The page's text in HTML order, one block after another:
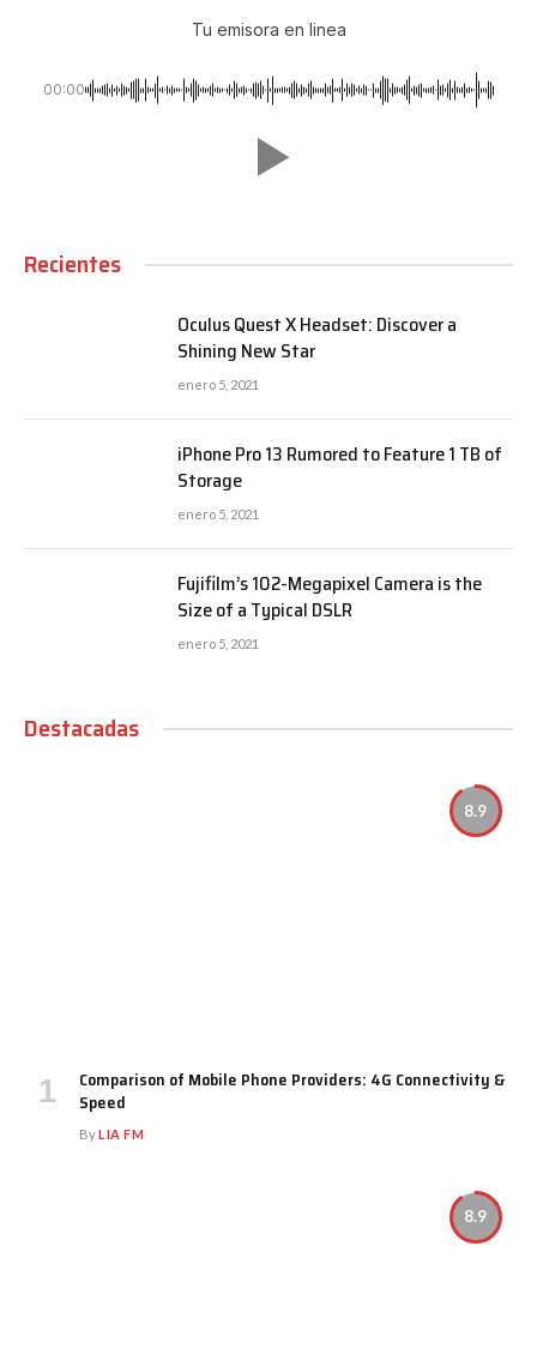
Tu emisora en linea
00:00
Recientes
Oculus Quest X Headset: Discover a
Shining New Star
enero 5, 2021
iPhone Pro 13 Rumored to Feature 1 TB of
Storage
enero 5, 2021
Fujifilm’s 102-Megapixel Camera is the
Size of a Typical DSLR
enero 5, 2021
Destacadas
8.9
Comparison of Mobile Phone Providers: 4G Connectivity &
Speed
ByLIA FM
8.9